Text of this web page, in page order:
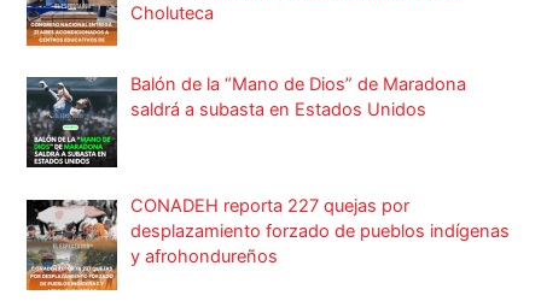
Choluteca
Balón de la “Mano de Dios” de Maradona
saldrá a subasta en Estados Unidos
CONADEH reporta 227 quejas por
desplazamiento forzado de pueblos indígenas
y afrohondureños